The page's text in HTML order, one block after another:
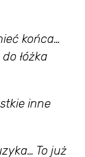
końca…
łóżka
inne
To już